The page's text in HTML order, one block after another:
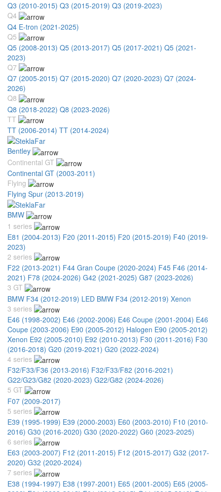
Q3 (2010-2015) Q3 (2015-2019) Q3 (2019-2023)
Q4
Q4 E-tron (2021-2025)
Q5
Q5 (2008-2013) Q5 (2013-2017) Q5 (2017-2021) Q5 (2021-
2023)
Q7
Q7 (2005-2015) Q7 (2015-2020) Q7 (2020-2023) Q7 (2024-
2026)
Q8
Q8 (2018-2022) Q8 (2023-2026)
TT
TT (2006-2014) TT (2014-2024)
Bentley
Continental GT
Continental GT (2003-2011)
Flying
Flying Spur (2013-2019)
BMW
1 series
E81 (2004-2013) F20 (2011-2015) F20 (2015-2019) F40 (2019-
2023)
2 series
F22 (2013-2021) F44 Gran Coupe (2020-2024) F45 F46 (2014-
2021) F78 (2024-2026) G42 (2021-2025) G87 (2023-2026)
3 GT
BMW F34 (2012-2019) LED BMW F34 (2012-2019) Xenon
3 series
E46 (1998-2002) E46 (2002-2006) E46 Coupe (2001-2004) E46
Coupe (2003-2006) E90 (2005-2012) Halogen E90 (2005-2012)
Xenon E92 (2005-2010) E92 (2010-2013) F30 (2011-2016) F30
(2016-2018) G20 (2019-2021) G20 (2022-2024)
4 series
F32/F33/F36 (2013-2016) F32/F33/F82 (2016-2021)
G22/G23/G82 (2020-2023) G22/G82 (2024-2026)
5 GT
F07 (2009-2017)
5 series
E39 (1995-1999) E39 (2000-2003) E60 (2003-2010) F10 (2010-
2016) G30 (2016-2020) G30 (2020-2022) G60 (2023-2025)
6 series
E63 (2003-2007) F12 (2011-2015) F12 (2015-2017) G32 (2017-
2020) G32 (2020-2024)
7 series
E38 (1994-1997) E38 (1997-2001) E65 (2001-2005) E65 (2005-